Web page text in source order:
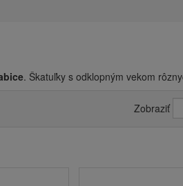
. Škatuľky s odklopným vekom
Zobraziť